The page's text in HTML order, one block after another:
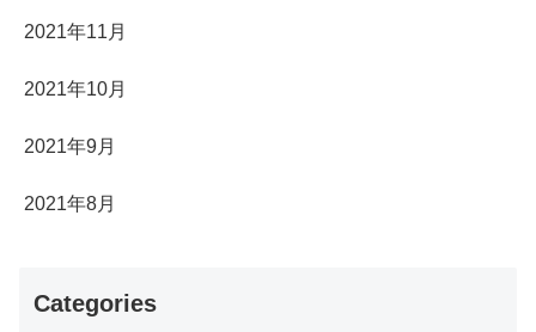
2021年11月
2021年10月
2021年9月
2021年8月
Categories